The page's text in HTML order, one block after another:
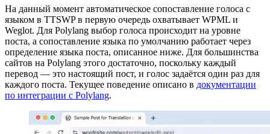
На данный момент автоматическое сопоставление голоса с
языком в TTSWP в первую очередь охватывает WPML и
Weglot. Для Polylang выбор голоса происходит на уровне
поста, а сопоставление языка по умолчанию работает через
определение языка поста, описанное ниже. Для большинства
сайтов на Polylang этого достаточно, поскольку каждый
перевод — это настоящий пост, и голос задаётся один раз для
каждого поста. Текущее поведение описано в документации
по интеграции с Polylang.